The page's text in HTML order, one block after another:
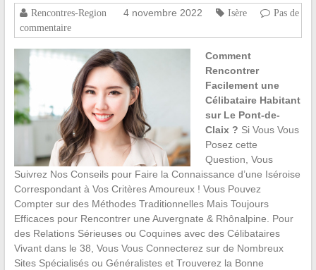
Rencontres-Region 4 novembre 2022 Isère
Pas de
commentaire
Comment
Rencontrer
Facilement une
Célibataire Habitant
sur Le Pont-de-
Claix ? Si Vous Vous
Posez cette
Question, Vous
Suivrez Nos Conseils pour Faire la Connaissance d’une Iséroise
Correspondant à Vos Critères Amoureux ! Vous Pouvez
Compter sur des Méthodes Traditionnelles Mais Toujours
Efficaces pour Rencontrer une Auvergnate & Rhônalpine. Pour
des Relations Sérieuses ou Coquines avec des Célibataires
Vivant dans le 38, Vous Vous Connecterez sur de Nombreux
Sites Spécialisés ou Généralistes et Trouverez la Bonne